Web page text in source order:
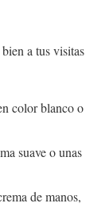
a tus visitas
color blanco o
suave o unas
de manos,